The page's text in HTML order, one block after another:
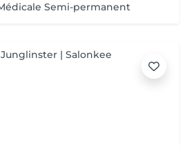
Semi-permanent